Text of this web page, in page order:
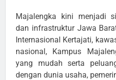
Majalengka kini menjadi
dan infrastruktur Jawa
Internasional Kertajati,
nasional, Kampus
yang mudah serta
dengan dunia usaha,